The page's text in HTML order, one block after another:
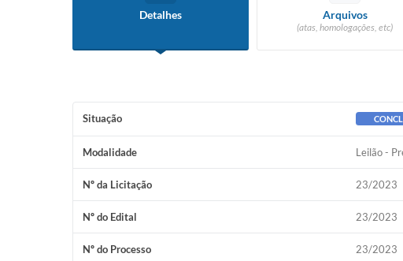
Detalhes Arquivos
(atas, homologações, etc)
Situação
Modalidade Leilão -
Nº da Licitação 23/2023
Nº do Edital 23/2023
Nº do Processo 23/2023